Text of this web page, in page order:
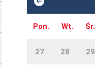
Pon. Wt. Śr.
27 28 29